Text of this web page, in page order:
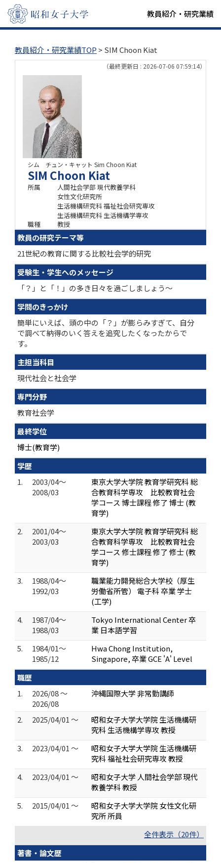
教員紹介・研究業績
教員紹介・研究業績TOP > SIM Choon Kiat
（最終更新日 : 2026-07-06 07:59:14）
シム チュン・キャット Sim Choon Kiat
SIM Choon Kiat
所属
人間社会学部 現代教養学科
女性文化研究所
生活機構研究科 福祉社会研究専攻
生活機構研究科 生活機構学専攻
職種
教授
教員の研究テーマ等
21世紀の教育に関する比較社会学的研究
受験生・学生へのメッセージ
「？」と「！」の多き日々を過ごしましょう～
学問のきっかけ
簡単にいえば、頭の中の「？」が膨らみすぎて、自分
で調べて納得のいく答えを追究したくなったからで
す。
主担当科目
現代社会と社会学
専門分野
教育社会学
最終学位
博士(教育学)
学歴
1.
2003/04～
2008/03
東京大学大学院 教育学研究科 総
合教育科学専攻 比較教育社会
学コース 博士課程 修了 博士 (教
育学)
2.
2001/04～
2003/03
東京大学大学院 教育学研究科 総
合教育科学専攻 比較教育社会
学コース 修士課程 修了 修士 (教
育学)
3.
1988/04～
1992/03
職業能力開発総合大学校（厚生
労働省所管） 電子科 卒業 学士
(工学)
4.
1987/04～
1988/03
Tokyo International Center 卒
業 日本語学習
5.
1984/01～
1985/12
Hwa Chong Institution,
Singapore, 卒業 GCE 'A' Level
職歴
1.
2026/08 ～
2026/08
沖縄国際大学 非常勤講師
2. 2025/04/01 ～
昭和女子大学大学院 生活機構研
究科 生活機構学専攻 教授
3.
2023/04/01 ～
昭和女子大学大学院 生活機構研
究科 福祉社会研究専攻 教授
4.
2023/04/01 ～
昭和女子大学 人間社会学部 現代
教養学科 教授
5.
2015/04/01 ～
昭和女子大学大学院 女性文化研
究所 所員
全件表示（20件）
著書・論文歴